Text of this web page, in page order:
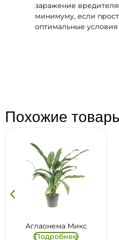
заражение
минимуму, если
оптимальные
Похожие
Аглаонема Микс
Подробнее